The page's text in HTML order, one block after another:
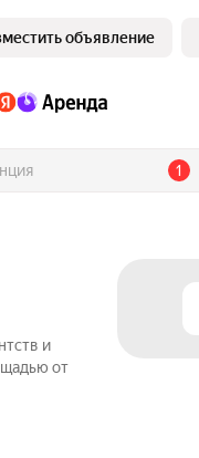
объявление
1
и
от